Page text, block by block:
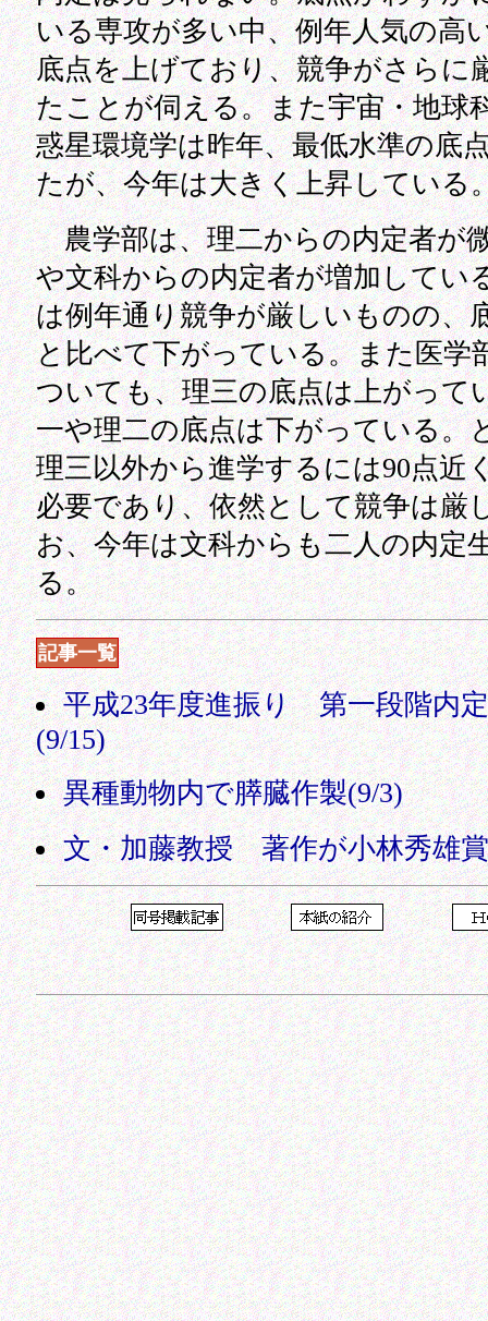
いる専攻が多い中、例年人気の高
底点を上げており、競争がさらに
たことが伺える。また宇宙・地球
惑星環境学は昨年、最低水準の底
たが、今年は大きく上昇している
農学部は、理二からの内定者が
や文科からの内定者が増加してい
は例年通り競争が厳しいものの、
と比べて下がっている。また医学
ついても、理三の底点は上がって
一や理二の底点は下がっている。
理三以外から進学するには90点近
必要であり、依然として競争は厳
お、今年は文科からも二人の内定
る。
記事一覧
平成23年度進振り 第一段階内
(9/15)
異種動物内で膵臓作製(9/3)
文・加藤教授 著作が小林秀雄